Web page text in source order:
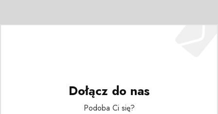
Dołącz do nas
Podoba Ci się?